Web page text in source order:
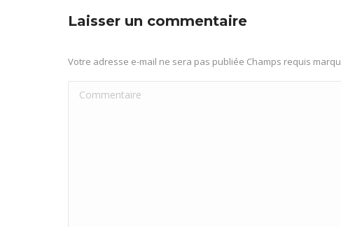
Laisser un commentaire
Votre adresse e-mail ne sera pas publiée Champs requis
Commentaire